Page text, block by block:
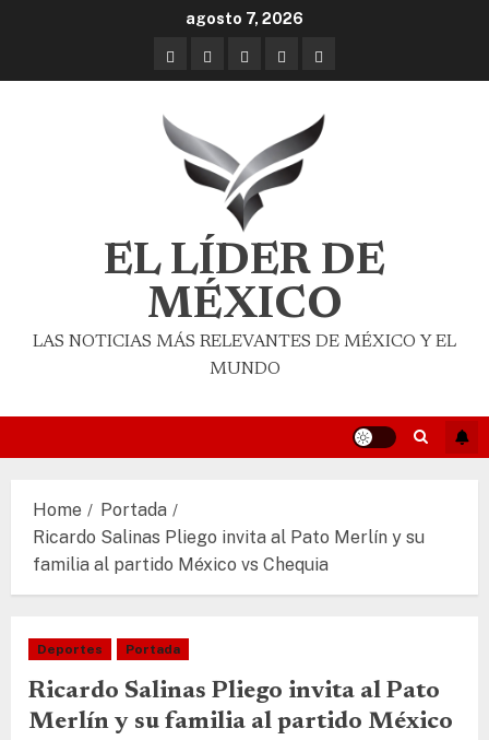
agosto 7, 2026
EL LÍDER DE
MÉXICO
LAS NOTICIAS MÁS RELEVANTES DE MÉXICO Y EL
MUNDO
Home
Portada
Ricardo Salinas Pliego invita al Pato Merlín y su
familia al partido México vs Chequia
Deportes Portada
Ricardo Salinas Pliego invita al Pato
Merlín y su familia al partido México